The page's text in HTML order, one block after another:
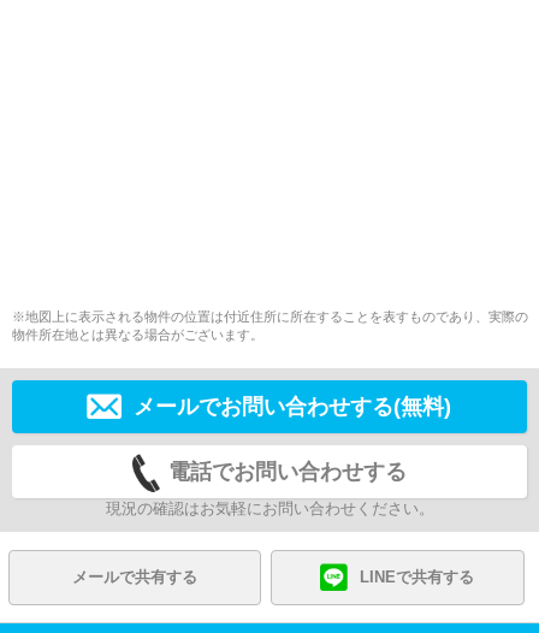
※地図上に表示される物件の位置は付近住所に所在することを表すものであり、実際の
物件所在地とは異なる場合がございます。
メールでお問い合わせする(無料)
電話でお問い合わせする
現況の確認はお気軽にお問い合わせください。
メールで共有する LINEで共有する